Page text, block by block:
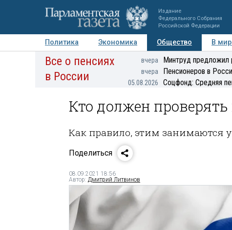
Издание
Федерального Собрания
Российской Федерации
Политика Экономика Общество В
Авторы Персоны Мнения Регионы
Все о пенсиях
в России
вчера Минтруд предложил
вчера Пенсионеров в
05.08.2026 Соцфонд: Средняя
Кто должен проверять
Как правило, этим
Поделиться
08.09.2021 18:56
Автор: Дмитрий Литвинов